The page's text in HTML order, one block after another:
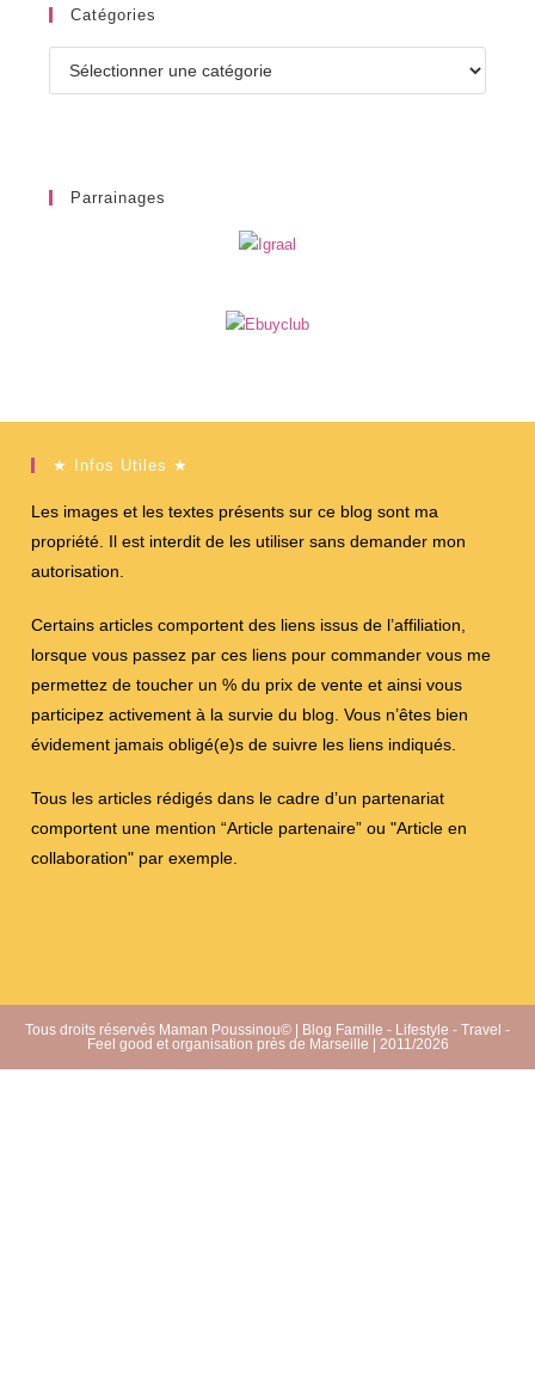
Catégories
Parrainages
★ Infos Utiles ★
Les images et les textes présents sur ce blog sont ma
propriété. Il est interdit de les utiliser sans demander mon
autorisation.
Certains articles comportent des liens issus de l’affiliation,
lorsque vous passez par ces liens pour commander vous me
permettez de toucher un % du prix de vente et ainsi vous
participez activement à la survie du blog. Vous n’êtes bien
évidement jamais obligé(e)s de suivre les liens indiqués.
Tous les articles rédigés dans le cadre d’un partenariat
comportent une mention “Article partenaire” ou "Article en
collaboration" par exemple.
Tous droits réservés Maman Poussinou© | Blog Famille - Lifestyle - Travel -
Feel good et organisation près de Marseille | 2011/2026